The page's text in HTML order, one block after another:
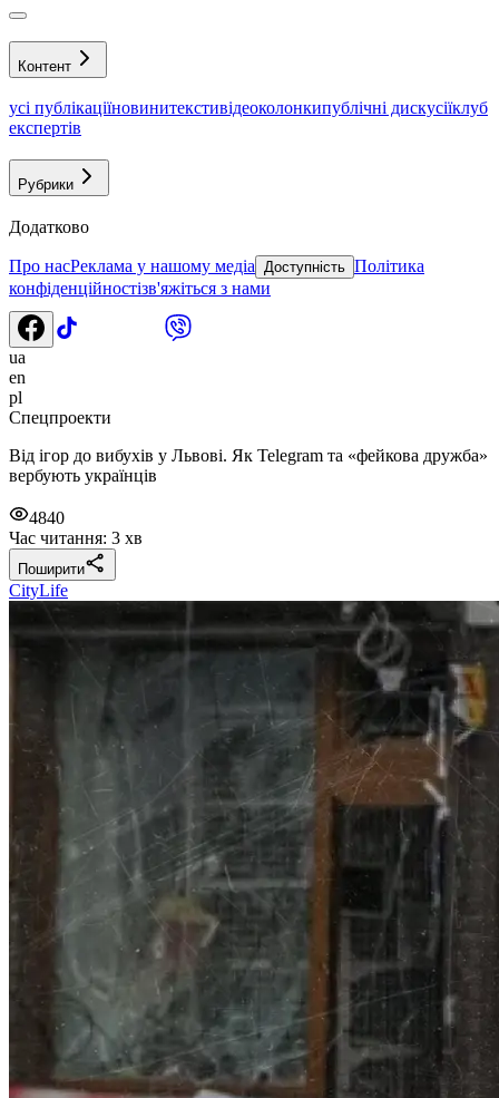
Контент
усі публікаціїновинитекстивідеоколонкипублічні дискусіїклуб
експертів
Рубрики
Додатково
Про насРеклама у нашому медіа Доступність Політика
конфіденційностізв'яжіться з нами
ua
en
pl
Спецпроекти
Від ігор до вибухів у Львові. Як Telegram та «фейкова дружба»
вербують українців
4840
Час читання: 3 хв
Поширити
CityLife